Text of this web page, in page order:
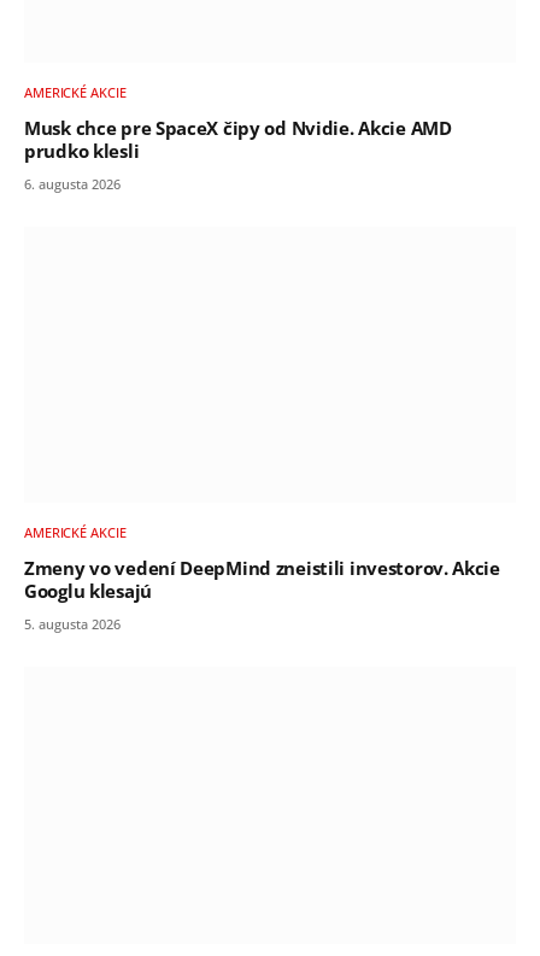
AMERICKÉ AKCIE
Musk chce pre SpaceX čipy od Nvidie. Akcie AMD
prudko klesli
6. augusta 2026
AMERICKÉ AKCIE
Zmeny vo vedení DeepMind zneistili investorov. Akcie
Googlu klesajú
5. augusta 2026